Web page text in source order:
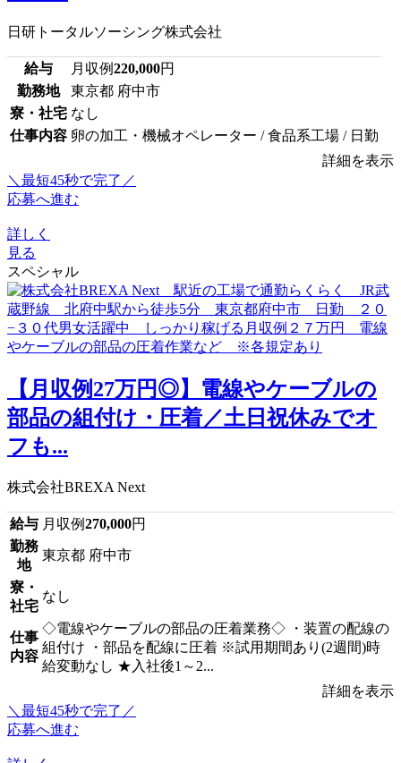
日研トータルソーシング株式会社
給与 月収例220,000円
勤務地
東京都 府中市
寮・社宅 なし
仕事内容 卵の加工・機械オペレーター / 食品系工場 / 日勤
詳細を表示
＼最短45秒で完了／
応募へ進む
詳しく
見る
スペシャル
【月収例27万円◎】電線やケーブルの
部品の組付け・圧着／土日祝休みでオ
フも...
株式会社BREXA Next
給与 月収例270,000円
勤務
地
東京都 府中市
寮・
社宅
なし
仕事
内容
◇電線やケーブルの部品の圧着業務◇ ・装置の配線の
組付け ・部品を配線に圧着 ※試用期間あり(2週間)時
給変動なし ★入社後1～2...
詳細を表示
＼最短45秒で完了／
応募へ進む